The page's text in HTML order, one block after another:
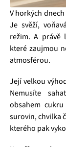
V horkých
Je svěží,
režim. A právě
které zaujmou
atmosférou.
Její velkou
Nemusíte
obsahem
surovin, chvilka
kterého pak